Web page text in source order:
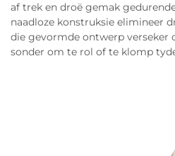
af trek en droë gemak
naadloze konstruksie elimineer
die gevormde ontwerp verseker
sonder om te rol of te klomp